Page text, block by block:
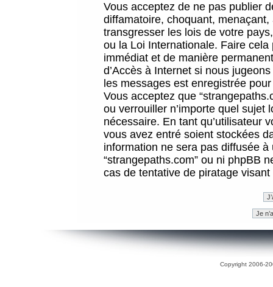
Vous acceptez de ne pas publier
diffamatoire, choquant,
transgresser les lois de votre
ou la Loi Internationale. Faire
immédiat et de manière
d’Accès à Internet si nous
les messages est enregistrée
Vous acceptez que
ou verrouiller n’importe quel sujet
nécessaire. En tant qu’utilisateur
vous avez entré soient stockées
information ne sera pas diffusée
“strangepaths.com” ou ni phpBB
cas de tentative de piratage
Copyright 2006-